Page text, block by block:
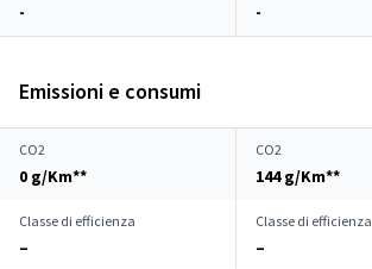
- -
Emissioni e consumi
CO2
0 g/Km**
CO2
144 g/Km**
Classe di efficienza
–
Classe di efficienza
–